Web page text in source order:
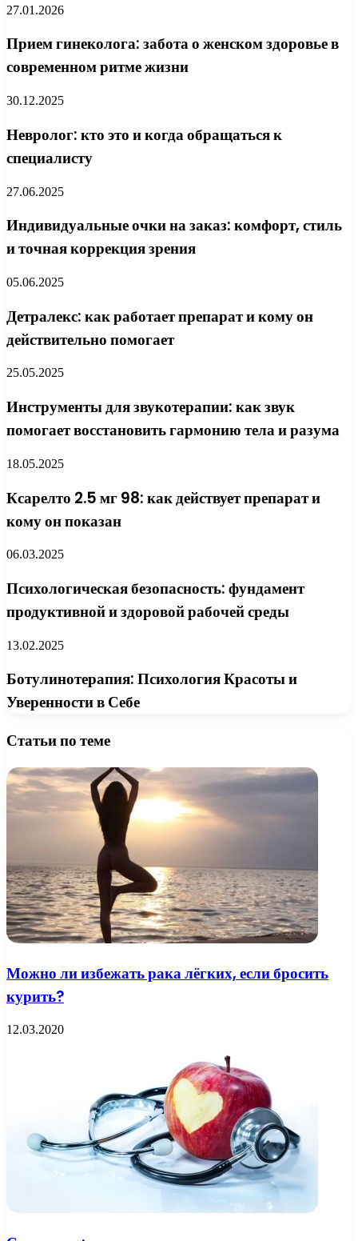
27.01.2026
Прием гинеколога: забота о женском здоровье в
современном ритме жизни
30.12.2025
Невролог: кто это и когда обращаться к
специалисту
27.06.2025
Индивидуальные очки на заказ: комфорт, стиль
и точная коррекция зрения
05.06.2025
Детралекс: как работает препарат и кому он
действительно помогает
25.05.2025
Инструменты для звукотерапии: как звук
помогает восстановить гармонию тела и разума
18.05.2025
Ксарелто 2.5 мг 98: как действует препарат и
кому он показан
06.03.2025
Психологическая безопасность: фундамент
продуктивной и здоровой рабочей среды
13.02.2025
Ботулинотерапия: Психология Красоты и
Уверенности в Себе
Статьи по теме
Можно ли избежать рака лёгких, если бросить
курить?
12.03.2020